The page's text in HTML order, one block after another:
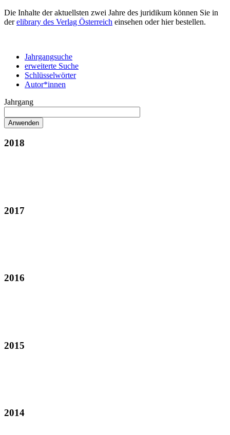
Die Inhalte der aktuellsten zwei Jahre des juridikum können Sie in
derelibrary des Verlag Österreich einsehen oder hier bestellen.
Jahrgangsuche
erweiterte Suche
Schlüsselwörter
Autor*innen
Jahrgang
2018
2017
2016
2015
2014